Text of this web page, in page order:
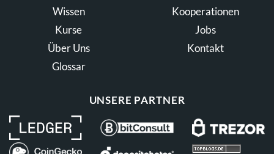
Wissen
Kurse
Über Uns
Glossar
Kooperationen
Jobs
Kontakt
UNSERE PARTNER